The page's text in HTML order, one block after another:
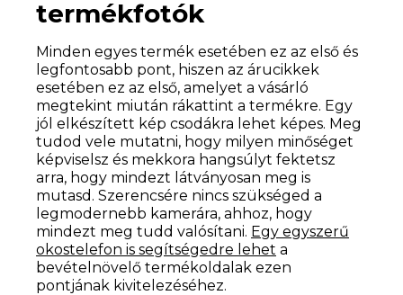
termékfotók
Minden egyes termék esetében ez az első és
legfontosabb pont, hiszen az árucikkek
esetében ez az első, amelyet a vásárló
megtekint miután rákattint a termékre. Egy
jól elkészített kép csodákra lehet képes. Meg
tudod vele mutatni, hogy milyen minőséget
képviselsz és mekkora hangsúlyt fektetsz
arra, hogy mindezt látványosan meg is
mutasd. Szerencsére nincs szükséged a
legmodernebb kamerára, ahhoz, hogy
mindezt meg tudd valósítani. Egy egyszerű
okostelefon is segítségedre lehet a
bevételnövelő termékoldalak ezen
pontjának kivitelezéséhez.